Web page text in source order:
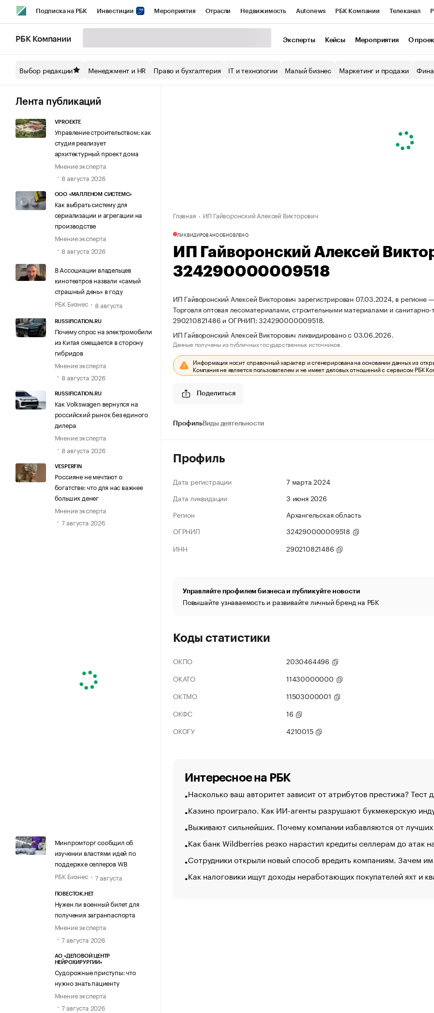
Подписка на РБК Инвестиции Мероприятия Отрасли Недвижимость Autonews РБК Компании Телеканал
Спецпроекты СПб Конференции СПб Спецпроекты Экономика Бизнес
Технологии и медиа
РБК Компании Эксперты Кейсы Мероприятия О
Выбор редакции Менеджмент и HR Право и бухгалтерия IT и технологии Малый бизнес Маркетинг и продажи
Лента публикаций
VPROEKTE
Управление строительством: как
студия реализует
архитектурный проект дома
Мнение эксперта
8 августа 2026
ООО «МАЛЛЕНОМ СИСТЕМС»
Как выбрать систему для
сериализации и агрегации на
производстве
Мнение эксперта
8 августа 2026
В Ассоциации владельцев
кинотеатров назвали «самый
страшный день» в году
РБК Бизнес
8 августа
RUSSIFICATION.RU
Почему спрос на электромобили
из Китая смещается в сторону
гибридов
Мнение эксперта
8 августа 2026
RUSSIFICATION.RU
Как Volkswagen вернулся на
российский рынок без единого
дилера
Мнение эксперта
8 августа 2026
VESPERFIN
Россияне не мечтают о
богатстве: что для нас важнее
больших денег
Мнение эксперта
7 августа 2026
Минпромторг сообщил об
изучении властями идей по
поддержке селлеров WB
РБК Бизнес
7 августа
ПОВЕСТОК.НЕТ
Нужен ли военный билет для
получения загранпаспорта
Мнение эксперта
7 августа 2026
АО «ДЕЛОВОЙ ЦЕНТР
НЕЙРОХИРУРГИИ»
Судорожные приступы: что
нужно знать пациенту
Мнение эксперта
7 августа 2026
Главная ИП Гайворонский Алексей Викторович
ЛИКВИДИРОВАНООБНОВЛЕНО
ИП Гайворонский Алексей
324290000009518
ИП Гайворонский Алексей Викторович зарегистрирован 07.03.2024, в регионе
Торговля оптовая лесоматериалами, строительными материалами и
290210821486 и ОГРНИП: 324290000009518.
ИП Гайворонский Алексей Викторович ликвидировано с 03.06.2026.
Данные получены из публичных государственных источников.
Информация носит справочный характер и сгенерирована на основании данных из
Компания не является пользователем и не имеет деловых отношений с сервисом РБК
Поделиться
ПрофильВиды деятельности
Профиль
Дата регистрации
7 марта 2024
Дата ликвидации
3 июня 2026
Регион
Архангельская область
ОГРНИП
324290000009518
ИНН
290210821486
Управляйте профилем бизнеса и публикуйте новости
Повышайте узнаваемость и развивайте личный бренд на РБК
Коды статистики
ОКПО
2030464496
ОКАТО
11430000000
ОКТМО
11503000001
ОКФС
16
ОКОГУ
4210015
Интересное на РБК
Насколько ваш авторитет зависит от атрибутов престижа? Тест
Казино проиграло. Как ИИ-агенты разрушают букмекерскую
Выживают сильнейших. Почему компании избавляются от лучших
Как банк Wildberries резко нарастил кредиты селлерам до атак
Сотрудники открыли новый способ вредить компаниям. Зачем
Как налоговики ищут доходы неработающих покупателей яхт и